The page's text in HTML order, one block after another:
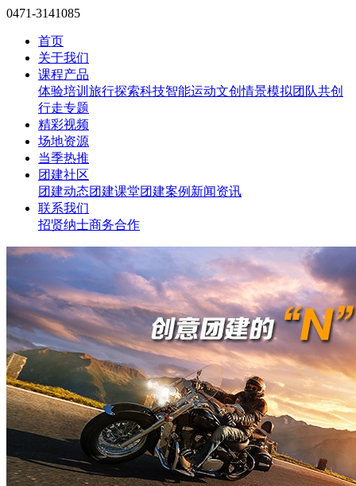
0471-3141085
首页
关于我们
课程产品
体验培训 旅行探索科技智能运动文创情景模拟团队共创
行走专题
精彩视频
场地资源
当季热推
团建社区
团建动态团建课堂团建案例 新闻资讯
联系我们
招贤纳士商务合作